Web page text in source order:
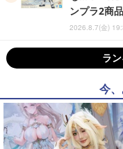
ンプラ2商
2026.8.7(金)
ラ
今